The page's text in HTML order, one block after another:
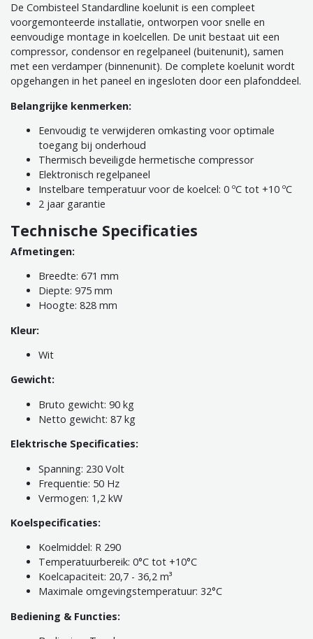
De Combisteel Standardline koelunit is een compleet
voorgemonteerde installatie, ontworpen voor snelle en
eenvoudige montage in koelcellen. De unit bestaat uit een
compressor, condensor en regelpaneel (buitenunit), samen
met een verdamper (binnenunit). De complete koelunit wordt
opgehangen in het paneel en ingesloten door een plafonddeel.
Belangrijke kenmerken:
Eenvoudig te verwijderen omkasting voor optimale
toegang bij onderhoud
Thermisch beveiligde hermetische compressor
Elektronisch regelpaneel
Instelbare temperatuur voor de koelcel: 0 ºC tot +10 ºC
2 jaar garantie
Technische Specificaties
Afmetingen:
Breedte: 671 mm
Diepte: 975 mm
Hoogte: 828 mm
Kleur:
Wit
Gewicht:
Bruto gewicht: 90 kg
Netto gewicht: 87 kg
Elektrische Specificaties:
Spanning: 230 Volt
Frequentie: 50 Hz
Vermogen: 1,2 kW
Koelspecificaties:
Koelmiddel: R 290
Temperatuurbereik: 0°C tot +10°C
Koelcapaciteit: 20,7 - 36,2 m³
Maximale omgevingstemperatuur: 32°C
Bediening & Functies: